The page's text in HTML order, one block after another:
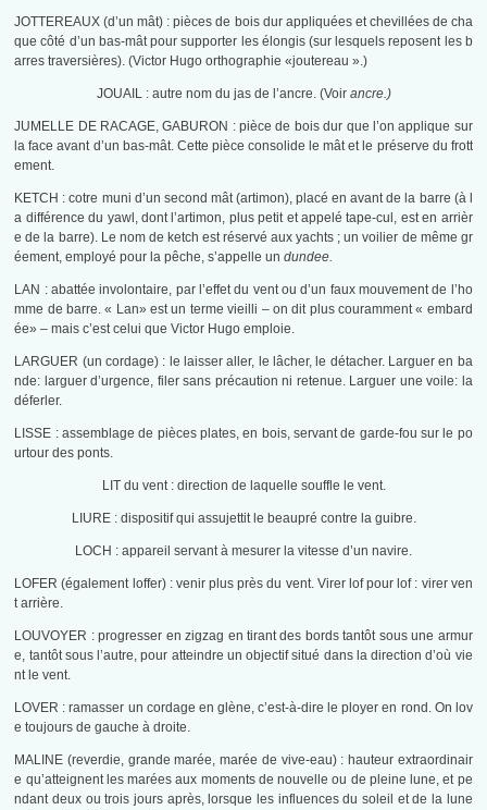
JOTTEREAUX (d’un mât) : pièces de bois dur appliquées et chevillées de cha
que côté d’un bas-mât pour supporter les élongis (sur lesquels reposent les b
arres traversières). (Victor Hugo orthographie «joutereau ».)
JOUAIL : autre nom du jas de l’ancre. (Voir ancre.)
JUMELLE DE RACAGE, GABURON : pièce de bois dur que l’on applique sur
la face avant d’un bas-mât. Cette pièce consolide le mât et le préserve du frott
ement.
KETCH : cotre muni d’un second mât (artimon), placé en avant de la barre (à l
a différence du yawl, dont l’artimon, plus petit et appelé tape-cul, est en arrièr
e de la barre). Le nom de ketch est réservé aux yachts ; un voilier de même gr
éement, employé pour la pêche, s’appelle undundee.
LAN : abattée involontaire, par l’effet du vent ou d’un faux mouvement de l’ho
mme de barre. « Lan» est un terme vieilli – on dit plus couramment « embard
ée» – mais c’est celui que Victor Hugo emploie.
LARGUER (un cordage) : le laisser aller, le lâcher, le détacher. Larguer en ba
nde: larguer d’urgence, filer sans précaution ni retenue. Larguer une voile: la
déferler.
LISSE : assemblage de pièces plates, en bois, servant de garde-fou sur le po
urtour des ponts.
LIT du vent : direction de laquelle souffle le vent.
LIURE : dispositif qui assujettit le beaupré contre la guibre.
LOCH : appareil servant à mesurer la vitesse d’un navire.
LOFER (également loffer) : venir plus près du vent. Virer lof pour lof : virer ven
t arrière.
LOUVOYER : progresser en zigzag en tirant des bords tantôt sous une armur
e, tantôt sous l’autre, pour atteindre un objectif situé dans la direction d’où vie
nt le vent.
LOVER : ramasser un cordage en glène, c’est-à-dire le ployer en rond. On lov
e toujours de gauche à droite.
MALINE (reverdie, grande marée, marée de vive-eau) : hauteur extraordinair
e qu’atteignent les marées aux moments de nouvelle ou de pleine lune, et pe
ndant deux ou trois jours après, lorsque les influences du soleil et de la lune